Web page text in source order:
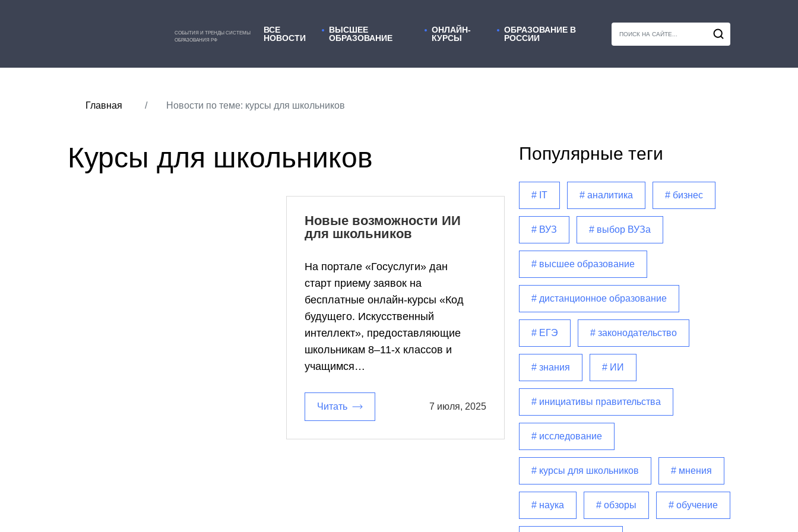
СОБЫТИЯ И ТРЕНДЫ СИСТЕМЫ
ОБРАЗОВАНИЯ РФ
ВСЕ
НОВОСТИ
ВЫСШЕЕ
ОБРАЗОВАНИЕ
ОНЛАЙН-
КУРСЫ
ОБРАЗОВАНИЕ В
РОССИИ
Главная Новости по теме: курсы для школьников
Курсы для школьников
Новые возможности ИИ
для школьников
На портале «Госуслуги» дан
старт приему заявок на
бесплатные онлайн-курсы «Код
будущего. Искусственный
интеллект», предоставляющие
школьникам 8–11-х классов и
учащимся…
Читать 7 июля, 2025
Популярные теги
# IT # аналитика # бизнес
# ВУЗ # выбор ВУЗа
# высшее образование
# дистанционное образование
# ЕГЭ # законодательство
# знания # ИИ
# инициативы правительства
# исследование
# курсы для школьников # мнения
# наука # обзоры # обучение